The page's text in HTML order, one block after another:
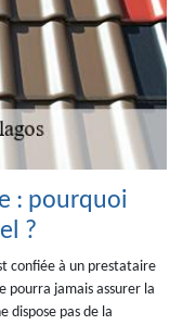
: pourquoi
?
confiée à un prestataire
pourra jamais assurer la
dispose pas de la